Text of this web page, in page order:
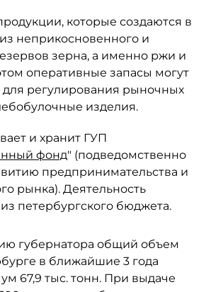
которые создаются в
из неприкосновенного и
зерна, а именно ржи и
оперативные запасы могут
для регулирования рыночных
изделия.
и хранит ГУП
фонд" (подведомственно
предпринимательства и
рынка). Деятельность
петербургского бюджета.
губернатора общий объем
в ближайшие 3 года
67,9 тыс. тонн. При выдаче